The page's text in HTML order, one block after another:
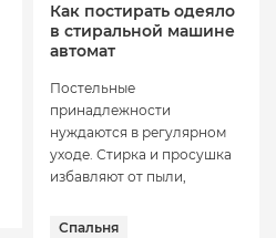
Как постирать одеяло
в стиральной машине
автомат
Постельные
принадлежности
нуждаются в регулярном
уходе. Стирка и просушка
избавляют от пыли,
Спальня